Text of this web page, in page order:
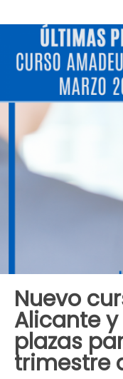
Nuevo
Alicante y
plazas
trimestre